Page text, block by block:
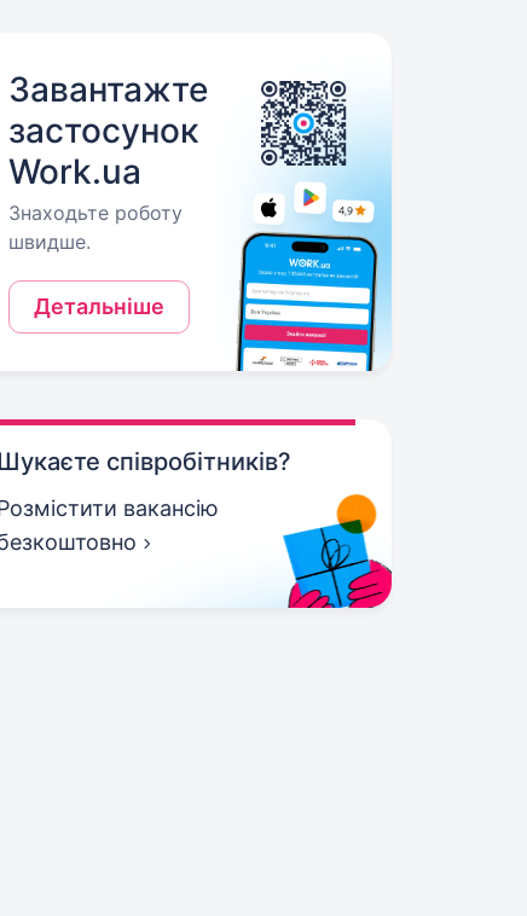
Завантажте
застосунок
Work.ua
Знаходьте роботу
швидше.
Детальніше
співробітників?
вакансію